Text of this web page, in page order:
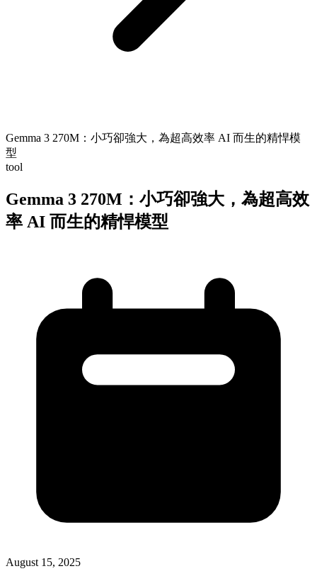
Gemma 3 270M：小巧卻強大，為超高效率 AI 而生的精悍模
型
tool
Gemma 3 270M：小巧卻強大，為超高效
率 AI 而生的精悍模型
August 15, 2025